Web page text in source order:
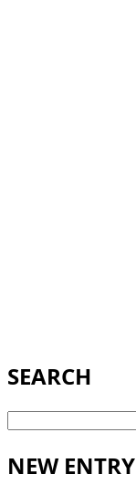
SEARCH
検
NEW ENTRY